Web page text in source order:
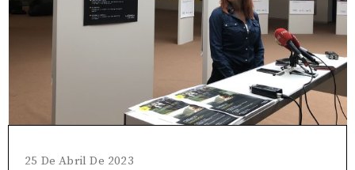
25 De Abril De 2023